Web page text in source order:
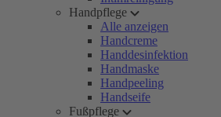
Handpflege
Alle anzeigen
Handcreme
Handdesinfektion
Handmaske
Handpeeling
Handseife
Fußpflege